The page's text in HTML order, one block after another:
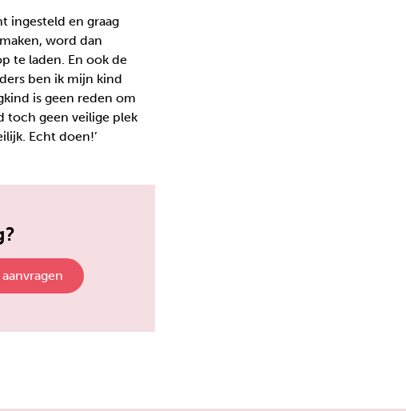
ingesteld en graag
word dan
te laden. En ook de
ben ik mijn kind
is geen reden om
toch geen veilige plek
Echt doen!’